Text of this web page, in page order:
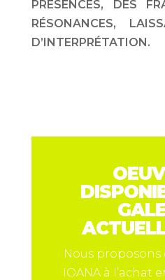
PRÉSENCES, DES
RÉSONANCES,
D’INTERPRÉTATION.
Nous proposons
IOANA à l’achat